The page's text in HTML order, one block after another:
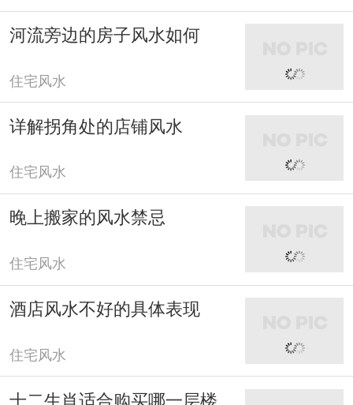
河流旁边的房子风水如何
住宅风水
详解拐角处的店铺风水
住宅风水
晚上搬家的风水禁忌
住宅风水
酒店风水不好的具体表现
住宅风水
十二生肖适合购买哪一层楼